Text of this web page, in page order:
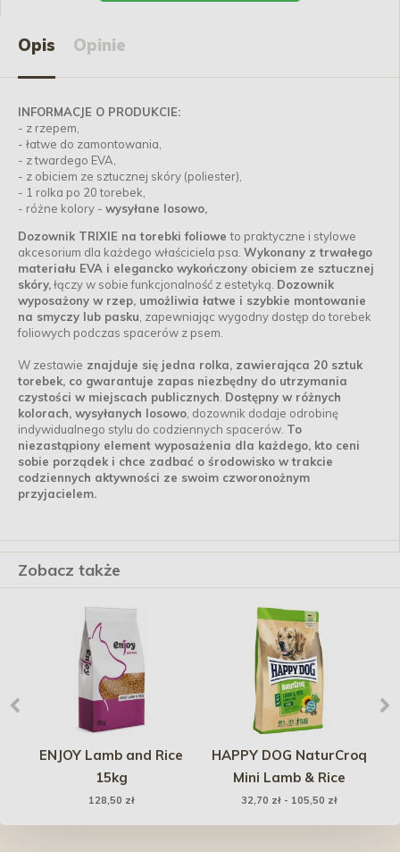
Opis Opinie
INFORMACJE O PRODUKCIE:
- z rzepem,
- łatwe do zamontowania,
- z twardego EVA,
- z obiciem ze sztucznej skóry (poliester),
- 1 rolka po 20 torebek,
- różne kolory - wysyłane losowo,
Dozownik TRIXIE na torebki folioweto praktyczne i stylowe
akcesorium dla każdego właściciela psa. Wykonany z trwałego
materiału EVA i elegancko wykończony obiciem ze sztucznej
skóry,łączy w sobie funkcjonalność z estetyką. Dozownik
wyposażony w rzep, umożliwia łatwe i szybkie montowanie
na smyczy lub pasku , zapewniając wygodny dostęp do torebek
foliowych podczas spacerów z psem.
W zestawie znajduje się jedna rolka, zawierająca 20 sztuk
torebek, co gwarantuje zapas niezbędny do utrzymania
czystości w miejscach publicznych Dostępny w różnych
kolorach, wysyłanych losowo , dozownik dodaje odrobinę
indywidualnego stylu do codziennych spacerów. To
niezastąpiony element wyposażenia dla każdego, kto ceni
sobie porządek i chce zadbać o środowisko w trakcie
codziennych aktywności ze swoim czworonożnym
przyjacielem.
Zobacz także
ENJOY Lamb and Rice
15kg
128,50 zł
HAPPY DOG NaturCroq
Mini Lamb & Rice
32,70 zł - 105,50 zł